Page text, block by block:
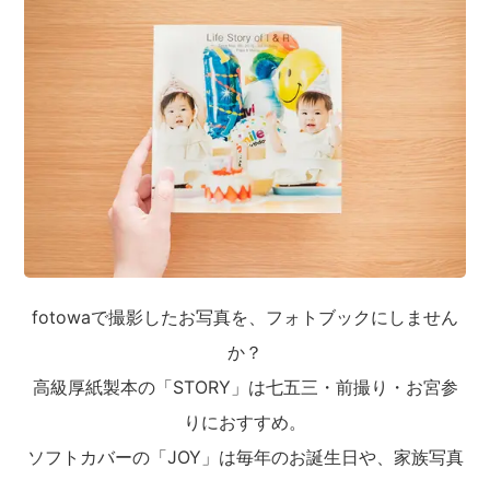
fotowaで撮影したお写真を、フォトブックにしません
か？
高級厚紙製本の「STORY」は七五三・前撮り・お宮参
りにおすすめ。
ソフトカバーの「JOY」は毎年のお誕生日や、家族写真